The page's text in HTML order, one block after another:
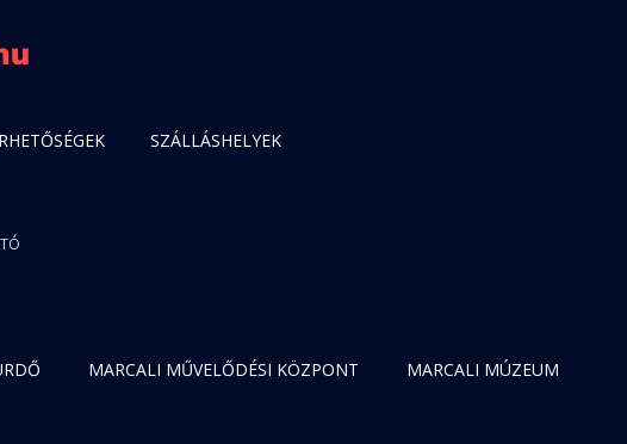
SZÁLLÁSHELYEK
MARCALI MŰVELŐDÉSI KÖZPONT MARCALI MÚZEUM